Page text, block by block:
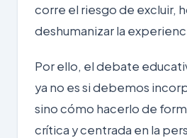
corre el riesgo de excluir,
deshumanizar la
Por ello, el debate
ya no es si debemos
sino cómo hacerlo de
crítica y centrada en la